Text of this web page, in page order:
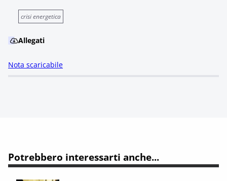
crisi energetica
Allegati
Nota scaricabile
Potrebbero interessarti anche...